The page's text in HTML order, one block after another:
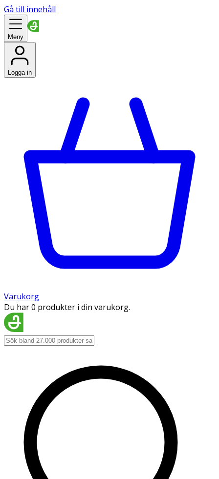
Gå till innehåll
Meny
Logga in
Varukorg
Du har 0 produkter i din varukorg.